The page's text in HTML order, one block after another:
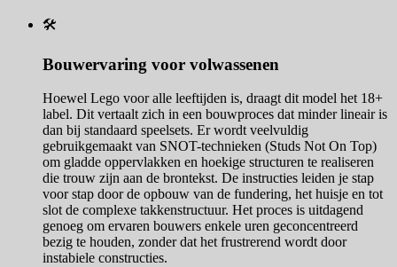
🛠️
Bouwervaring voor volwassenen
Hoewel Lego voor alle leeftijden is, draagt dit model het 18+
label. Dit vertaalt zich in een bouwproces dat minder lineair is
dan bij standaard speelsets. Er wordt veelvuldig
gebruikgemaakt van SNOT-technieken (Studs Not On Top)
om gladde oppervlakken en hoekige structuren te realiseren
die trouw zijn aan de brontekst. De instructies leiden je stap
voor stap door de opbouw van de fundering, het huisje en tot
slot de complexe takkenstructuur. Het proces is uitdagend
genoeg om ervaren bouwers enkele uren geconcentreerd
bezig te houden, zonder dat het frustrerend wordt door
instabiele constructies.